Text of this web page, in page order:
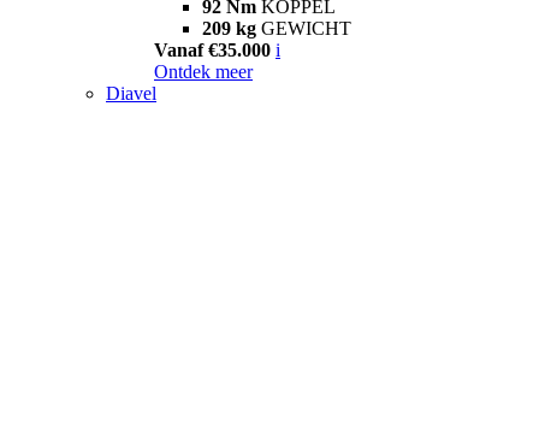
92 Nm KOPPEL
209 kg GEWICHT
Vanaf €35.000 i
Ontdek meer
Diavel